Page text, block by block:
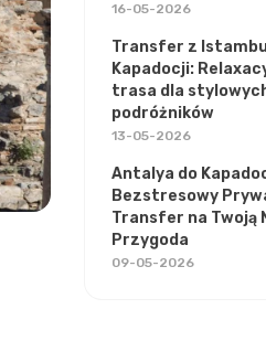
16-05-2026
Transfer z
Kapadocji:
trasa dla
podróżników
13-05-2026
Antalya do
Bezstresowy
Transfer na Twoją
Przygoda
09-05-2026